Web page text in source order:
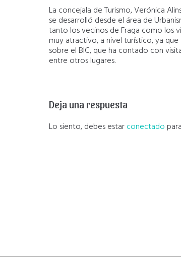
La concejala de Turismo, Verónica
se desarrolló desde el área de
tanto los vecinos de Fraga como los
muy atractivo, a nivel turístico, ya
sobre el BIC, que ha contado con
entre otros lugares.
Deja una respuesta
Lo siento, debes estarconectado